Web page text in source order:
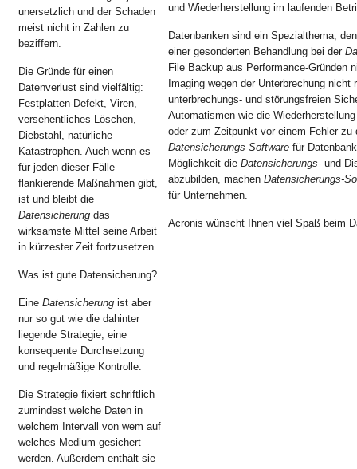
unersetzlich und der Schaden
meist nicht in Zahlen zu
beziffern.
Die Gründe für einen
Datenverlust sind vielfältig:
Festplatten-Defekt, Viren,
versehentliches Löschen,
Diebstahl, natürliche
Katastrophen. Auch wenn es
für jeden dieser Fälle
flankierende Maßnahmen gibt,
ist und bleibt die
Datensicherung das
wirksamste Mittel seine Arbeit
in kürzester Zeit fortzusetzen.
Was ist gute Datensicherung?
Eine Datensicherung ist aber
nur so gut wie die dahinter
liegende Strategie, eine
konsequente Durchsetzung
und regelmäßige Kontrolle.
Die Strategie fixiert schriftlich
zumindest welche Daten in
welchem Intervall von wem auf
welches Medium gesichert
werden. Außerdem enthält sie
und Wiederherstellung im laufenden
Datenbanken sind ein Spezialthema,
einer gesonderten Behandlung bei der
File Backup aus Performance-Gründen
Imaging wegen der Unterbrechung nicht
unterbrechungs- und störungsfreien
Automatismen wie die
oder zum Zeitpunkt vor einem Fehler zu
Datensicherungs-Software für
Möglichkeit die Datensicherungs- und
abzubilden, machen Datensicherungs-
für Unternehmen.
Acronis wünscht Ihnen viel Spaß beim